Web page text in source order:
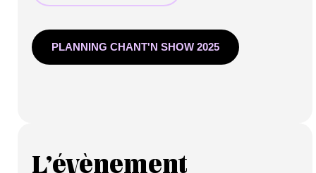
PLANNING CHANT'N SHOW 2025
L'évènement